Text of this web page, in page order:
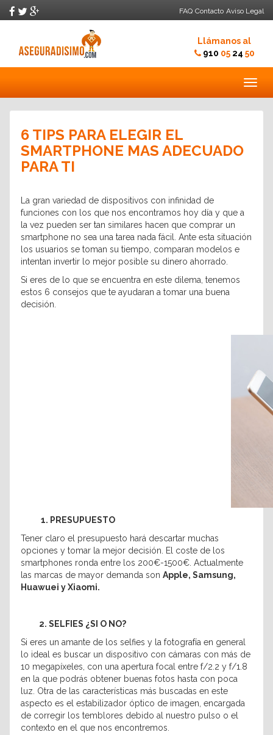
FAQ Contacto Aviso Legal
Llámanos al
910 0524 50
6 TIPS PARA ELEGIR EL
SMARTPHONE MAS ADECUADO
PARA TI
La gran variedad de dispositivos con infinidad de
funciones con los que nos encontramos hoy día y que a
la vez pueden ser tan similares hacen que comprar un
smartphone no sea una tarea nada fácil. Ante esta situación
los usuarios se toman su tiempo, comparan modelos e
intentan invertir lo mejor posible su dinero ahorrado.
Si eres de lo que se encuentra en este dilema, tenemos
estos 6 consejos que te ayudaran a tomar una buena
decisión.
1. PRESUPUESTO
Tener claro el presupuesto hará descartar muchas
opciones y tomar la mejor decisión. El coste de los
smartphones ronda entre los 200€-1500€. Actualmente
las marcas de mayor demanda son Apple, Samsung,
Huawuei y Xiaomi.
2. SELFIES ¿SI O NO?
Si eres un amante de los selfies y la fotografía en general
lo ideal es buscar un dispositivo con cámaras con más de
10 megapíxeles, con una apertura focal entre f/2.2 y f/1.8
en la que podrás obtener buenas fotos hasta con poca
luz. Otra de las características más buscadas en este
aspecto es el estabilizador óptico de imagen, encargada
de corregir los temblores debido al nuestro pulso o el
contexto en el que nos encontremos.